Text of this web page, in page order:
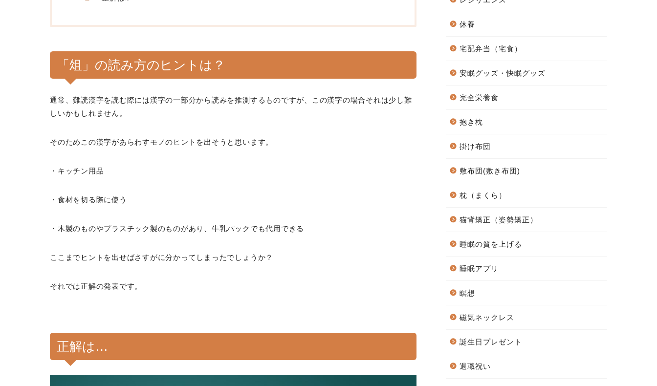
「俎」の読み方のヒントは？
通常、難読漢字を読む際には漢字の一部分から読みを推測するものですが、この漢字の場合それは少し難
しいかもしれません。
そのためこの漢字があらわすモノのヒントを出そうと思います。
・キッチン用品
・食材を切る際に使う
・木製のものやプラスチック製のものがあり、牛乳パックでも代用できる
ここまでヒントを出せばさすがに分かってしまったでしょうか？
それでは正解の発表です。
正解は…
休養
宅配弁当（宅食）
安眠グッズ・快眠グッズ
完全栄養食
抱き枕
掛け布団
敷布団(敷き布団)
枕（まくら）
猫背矯正（姿勢矯正）
睡眠の質を上げる
睡眠アプリ
瞑想
磁気ネックレス
誕生日プレゼント
退職祝い